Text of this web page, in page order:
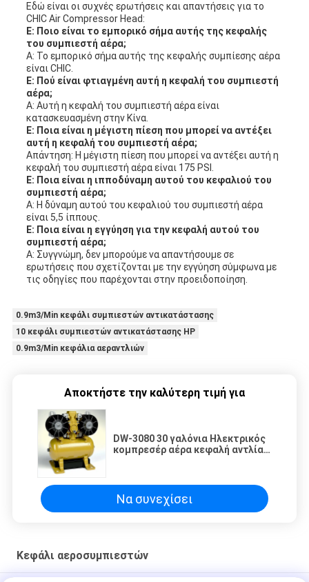
Εδώ είναι οι συχνές ερωτήσεις και απαντήσεις για το
CHIC Air Compressor Head:
Ε: Ποιο είναι το εμπορικό σήμα αυτής της κεφαλής
του συμπιεστή αέρα;
Α: Το εμπορικό σήμα αυτής της κεφαλής συμπίεσης αέρα
είναι CHIC.
Ε: Πού είναι φτιαγμένη αυτή η κεφαλή του συμπιεστή
αέρα;
Α: Αυτή η κεφαλή του συμπιεστή αέρα είναι
κατασκευασμένη στην Κίνα.
Ε: Ποια είναι η μέγιστη πίεση που μπορεί να αντέξει
αυτή η κεφαλή του συμπιεστή αέρα;
Απάντηση: Η μέγιστη πίεση που μπορεί να αντέξει αυτή η
κεφαλή του συμπιεστή αέρα είναι 175 PSI.
Ε: Ποια είναι η ιπποδύναμη αυτού του κεφαλιού του
συμπιεστή αέρα;
Α: Η δύναμη αυτού του κεφαλιού του συμπιεστή αέρα
είναι 5,5 ίππους.
Ε: Ποια είναι η εγγύηση για την κεφαλή αυτού του
συμπιεστή αέρα;
Α: Συγγνώμη, δεν μπορούμε να απαντήσουμε σε
ερωτήσεις που σχετίζονται με την εγγύηση σύμφωνα με
τις οδηγίες που παρέχονται στην προειδοποίηση.
0.9m3/Min κεφάλι συμπιεστών αντικατάστασης
10 κεφάλι συμπιεστών αντικατάστασης HP
0.9m3/Min κεφάλια αεραντλιών
Αποκτήστε την καλύτερη τιμή για
DW-3080 30 γαλόνια Ηλεκτρικός
κομπρεσέρ αέρα κεφαλή αντλία
Να συνεχίσει
Κεφάλι αεροσυμπιεστών